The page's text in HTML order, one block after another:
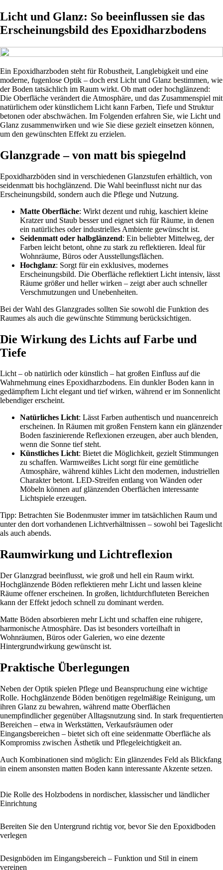
Licht und Glanz: So beeinflussen sie das
Erscheinungsbild des Epoxidharzbodens
Ein Epoxidharzboden steht für Robustheit, Langlebigkeit und eine
moderne, fugenlose Optik – doch erst Licht und Glanz bestimmen, wie
der Boden tatsächlich im Raum wirkt. Ob matt oder hochglänzend:
Die Oberfläche verändert die Atmosphäre, und das Zusammenspiel mit
natürlichem oder künstlichem Licht kann Farben, Tiefe und Struktur
betonen oder abschwächen. Im Folgenden erfahren Sie, wie Licht und
Glanz zusammenwirken und wie Sie diese gezielt einsetzen können,
um den gewünschten Effekt zu erzielen.
Glanzgrade – von matt bis spiegelnd
Epoxidharzböden sind in verschiedenen Glanzstufen erhältlich, von
seidenmatt bis hochglänzend. Die Wahl beeinflusst nicht nur das
Erscheinungsbild, sondern auch die Pflege und Nutzung.
Matte Oberfläche: Wirkt dezent und ruhig, kaschiert kleine
Kratzer und Staub besser und eignet sich für Räume, in denen
ein natürliches oder industrielles Ambiente gewünscht ist.
Seidenmatt oder halbglänzend: Ein beliebter Mittelweg, der
Farben leicht betont, ohne zu stark zu reflektieren. Ideal für
Wohnräume, Büros oder Ausstellungsflächen.
Hochglanz: Sorgt für ein exklusives, modernes
Erscheinungsbild. Die Oberfläche reflektiert Licht intensiv, lässt
Räume größer und heller wirken – zeigt aber auch schneller
Verschmutzungen und Unebenheiten.
Bei der Wahl des Glanzgrades sollten Sie sowohl die Funktion des
Raumes als auch die gewünschte Stimmung berücksichtigen.
Die Wirkung des Lichts auf Farbe und
Tiefe
Licht – ob natürlich oder künstlich – hat großen Einfluss auf die
Wahrnehmung eines Epoxidharzbodens. Ein dunkler Boden kann in
gedämpftem Licht elegant und tief wirken, während er im Sonnenlicht
lebendiger erscheint.
Natürliches Licht: Lässt Farben authentisch und nuancenreich
erscheinen. In Räumen mit großen Fenstern kann ein glänzender
Boden faszinierende Reflexionen erzeugen, aber auch blenden,
wenn die Sonne tief steht.
Künstliches Licht: Bietet die Möglichkeit, gezielt Stimmungen
zu schaffen. Warmweißes Licht sorgt für eine gemütliche
Atmosphäre, während kühles Licht den modernen, industriellen
Charakter betont. LED-Streifen entlang von Wänden oder
Möbeln können auf glänzenden Oberflächen interessante
Lichtspiele erzeugen.
Tipp: Betrachten Sie Bodenmuster immer im tatsächlichen Raum und
unter den dort vorhandenen Lichtverhältnissen – sowohl bei Tageslicht
als auch abends.
Raumwirkung und Lichtreflexion
Der Glanzgrad beeinflusst, wie groß und hell ein Raum wirkt.
Hochglänzende Böden reflektieren mehr Licht und lassen kleine
Räume offener erscheinen. In großen, lichtdurchfluteten Bereichen
kann der Effekt jedoch schnell zu dominant werden.
Matte Böden absorbieren mehr Licht und schaffen eine ruhigere,
harmonische Atmosphäre. Das ist besonders vorteilhaft in
Wohnräumen, Büros oder Galerien, wo eine dezente
Hintergrundwirkung gewünscht ist.
Praktische Überlegungen
Neben der Optik spielen Pflege und Beanspruchung eine wichtige
Rolle. Hochglänzende Böden benötigen regelmäßige Reinigung, um
ihren Glanz zu bewahren, während matte Oberflächen
unempfindlicher gegenüber Alltagsnutzung sind. In stark frequentierten
Bereichen – etwa in Werkstätten, Verkaufsräumen oder
Eingangsbereichen – bietet sich oft eine seidenmatte Oberfläche als
Kompromiss zwischen Ästhetik und Pflegeleichtigkeit an.
Auch Kombinationen sind möglich: Ein glänzendes Feld als Blickfang
in einem ansonsten matten Boden kann interessante Akzente setzen.
Die Rolle des Holzbodens in nordischer, klassischer und ländlicher
Einrichtung
Bereiten Sie den Untergrund richtig vor, bevor Sie den Epoxidboden
verlegen
Designböden im Eingangsbereich – Funktion und Stil in einem
vereinen